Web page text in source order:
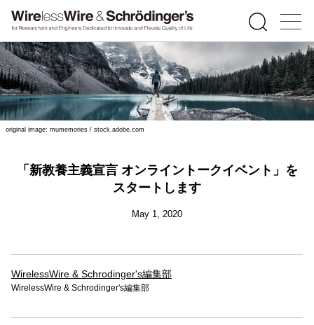
original image: mumemories / stock.adobe.com
「新教養主義宣言 オンライントークイベント」を
スタートします
May 1, 2020
WirelessWire & Schrodinger's編集部
WirelessWire & Schrodinger's編集部